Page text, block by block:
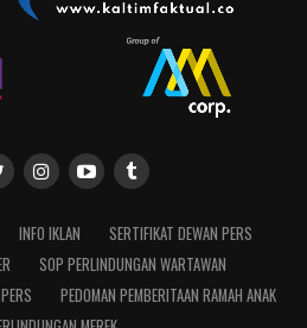
INFO IKLAN
SERTIFIKAT DEWAN PERS
SOP PERLINDUNGAN WARTAWAN
PEDOMAN PEMBERITAAN RAMAH ANAK